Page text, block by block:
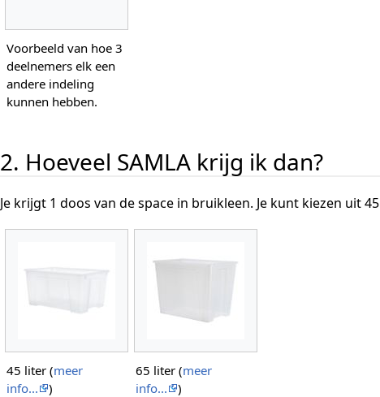
Voorbeeld van hoe 3
deelnemers elk een
andere indeling
kunnen hebben.
2. Hoeveel SAMLA krijg ik dan?
Je krijgt 1 doos van de space in bruikleen. Je kunt kiezen uit
45 liter (meer
info...
)
65 liter (meer
info...
)